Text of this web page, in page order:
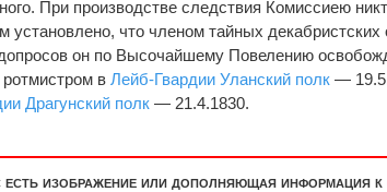
При производстве следствия Комиссиею
установлено, что членом тайных
он по Высочайшему Повелению
вЛейб-Гвардии Уланский полк —
Драгунский полк — 21.4.1830.
изображение или дополняющая информация к